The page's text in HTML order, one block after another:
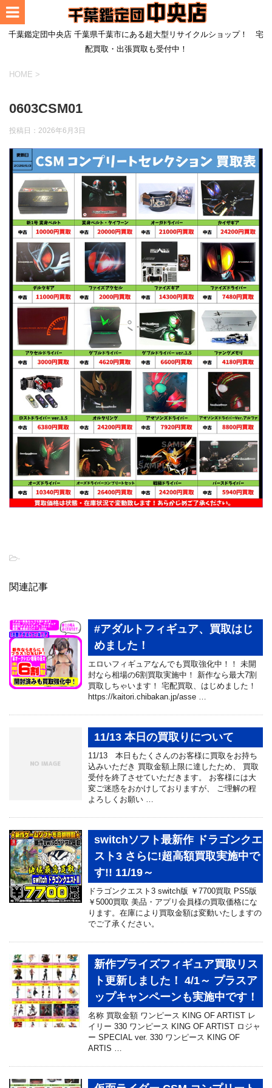
千葉鑑定団中央店 千葉県千葉市にある超大型リサイクルショップ！ 宅
配買取・出張買取も受付中！
HOME >
0603CSM01
投稿日： 2026年6月3日
-
関連記事
#アダルトフィギュア、買取はじ
めました！
エロいフィギュアなんでも買取強化中！！ 未開
封なら相場の6割買取実施中！ 新作なら最大7割
買取しちゃいます！ 宅配買取、はじめました！
https://kaitori.chibakan.jp/asse …
11/13 本日の買取りについて
11/13 本日もたくさんのお客様に買取をお持ち
込みいただき 買取金額上限に達したため、 買取
受付を終了させて​​いただきます。 お客様には大
変ご迷惑をおかけしておりますが、 ご理解の程
よろしくお願い …
switchソフト最新作 ドラゴンクエ
スト3 さらに!超高額買取実施中で
す!! 11/19～
ドラゴンクエスト3 switch版 ￥7700買取 PS5版
￥5000買取 美品・アプリ会員様の買取価格にな
ります。在庫により買取金額は変動いたしますの
でご了承ください。
新作プライズフィギュア買取リス
ト更新しました！ 4/1～ プラスア
ップキャンペーンも実施中です！
名称 買取金額 ワンピース KING OF ARTIST レ
イリー 330 ワンピース KING OF ARTIST ロジャ
ー SPECIAL ver. 330 ワンピース KING OF
ARTIS …